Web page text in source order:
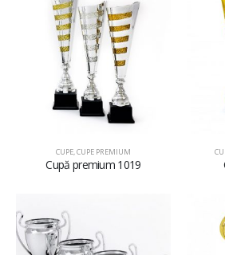
CUPE,CUPE PREMIUM
Cupă premium 1019